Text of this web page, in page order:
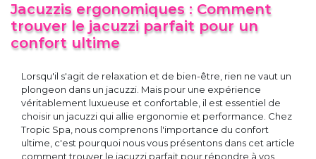
Jacuzzis ergonomiques : Comment
trouver le jacuzzi parfait pour un
confort ultime
Lorsqu'il s'agit de relaxation et de bien-être, rien ne vaut un
plongeon dans un jacuzzi. Mais pour une expérience
véritablement luxueuse et confortable, il est essentiel de
choisir un jacuzzi qui allie ergonomie et performance. Chez
Tropic Spa, nous comprenons l'importance du confort
ultime, c'est pourquoi nous vous présentons dans cet article
comment trouver le jacuzzi parfait pour répondre à vos